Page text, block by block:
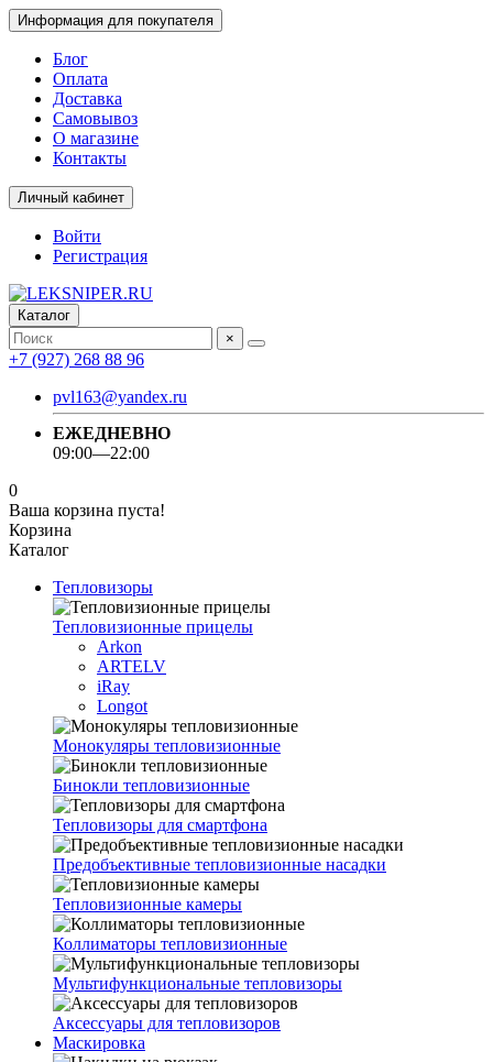
Информация для покупателя
Блог
Оплата
Доставка
Самовывоз
О магазине
Контакты
Личный кабинет
Войти
Регистрация
Каталог
×
+7 (927) 268 88 96
pvl163@yandex.ru
ЕЖЕДНЕВНО
09:00—22:00
0
Ваша корзина пуста!
Корзина
Каталог
Тепловизоры
Тепловизионные прицелы
Arkon
ARTELV
iRay
Longot
Монокуляры тепловизионные
Бинокли тепловизионные
Тепловизоры для смартфона
Предобъективные тепловизионные насадки
Тепловизионные камеры
Коллиматоры тепловизионные
Мультифункциональные тепловизоры
Аксессуары для тепловизоров
Маскировка